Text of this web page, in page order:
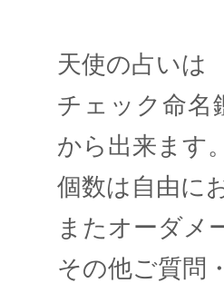
天使の占いは
チェック命名
から出来ます
個数は自由に
またオーダメ
その他ご質問